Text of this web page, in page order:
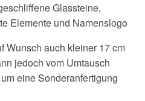
Glassteine,
Elemente und Namenslogo
Wunsch auch kleiner 17 cm
jedoch vom Umtausch
eine Sonderanfertigung